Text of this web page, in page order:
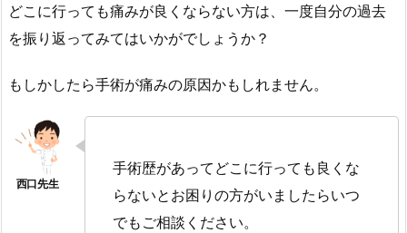
どこに行っても痛みが良くならない方は、一度自分の過去
を振り返ってみてはいかがでしょうか？
もしかしたら手術が痛みの原因かもしれません。
手術歴があってどこに行っても良くな
らないとお困りの方がいましたらいつ
でもご相談ください。